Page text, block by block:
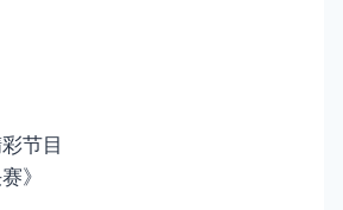
节目
》